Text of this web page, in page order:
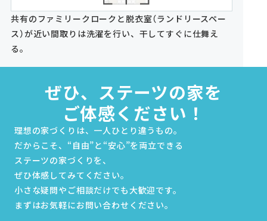
共有のファミリークロークと脱衣室（ランドリースペー
ス）が近い間取りは洗濯を行い、干してすぐに仕舞え
る。
ぜひ、ステーツの家を
ご体感ください！
理想の家づくりは、一人ひとり違うもの。
だからこそ、“自由”と“安心”を両立できる
ステーツの家づくりを、
ぜひ体感してみてください。
小さな疑問やご相談だけでも大歓迎です。
まずはお気軽にお問い合わせください。